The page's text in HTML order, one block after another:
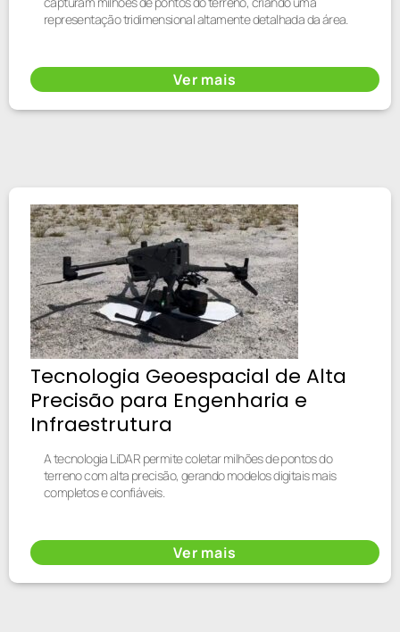
representação tridimensional altamente detalhada da área.
Ver mais
Tecnologia Geoespacial de Alta
Precisão para Engenharia e
Infraestrutura
A tecnologia LiDAR permite coletar milhões de pontos do
terreno com alta precisão, gerando modelos digitais mais
completos e confiáveis.
Ver mais